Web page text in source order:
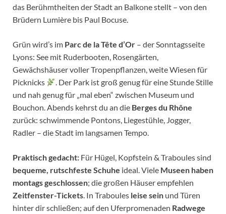
das Berühmtheiten der Stadt an Balkone stellt – von den
Brüdern Lumière bis Paul Bocuse.
Grün wird’s im Parc de la Tête d’Or – der Sonntagsseite
Lyons: See mit Ruderbooten, Rosengärten,
Gewächshäuser voller Tropenpflanzen, weite Wiesen für
Picknicks
. Der Park ist groß genug für eine Stunde Stille
und nah genug für „mal eben“ zwischen Museum und
Bouchon. Abends kehrst du an die Berges du Rhône
zurück: schwimmende Pontons, Liegestühle, Jogger,
Radler – die Stadt im langsamen Tempo.
Praktisch gedacht: Für Hügel, Kopfstein & Traboules sind
bequeme, rutschfeste Schuhe ideal. Viele Museen haben
montags geschlossen; die großen Häuser empfehlen
Zeitfenster-Tickets. In Traboules leise sein und Türen
hinter dir schließen; auf den Uferpromenaden Radwege